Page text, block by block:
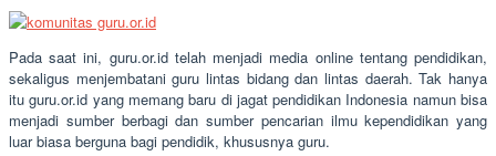
Pada saat ini, guru.or.id telah menjadi media online tentang pendidikan,
sekaligus menjembatani guru lintas bidang dan lintas daerah. Tak hanya
itu guru.or.id yang memang baru di jagat pendidikan Indonesia namun bisa
menjadi sumber berbagi dan sumber pencarian ilmu kependidikan yang
luar biasa berguna bagi pendidik, khususnya guru.